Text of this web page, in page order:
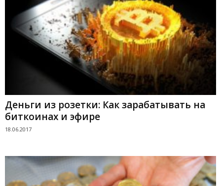
Деньги из розетки: Как зарабатывать на
биткоинах и эфире
18.06.2017